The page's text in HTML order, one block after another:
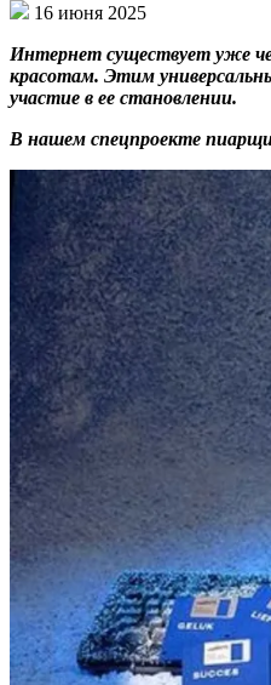
16 июня 2025
Интернет существует уже
красотам. Этим
участие в ее становлении.
В нашем спецпроекте